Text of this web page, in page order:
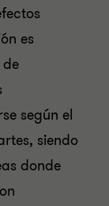
es
según el
siendo
donde